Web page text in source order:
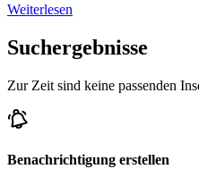
Weiterlesen
Suchergebnisse
Zur Zeit sind keine passenden
Benachrichtigung erstellen